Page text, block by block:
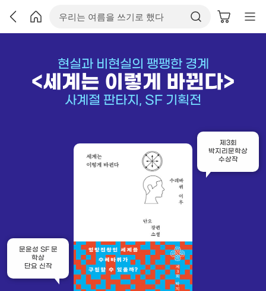
현실과 비현실의 팽팽한 경계
<세계는 이렇게 바뀐다>
사계절 판타지, SF 기획전
제3회
박지리문학상
수상작
문윤성 SF 문
학상
단요 신작